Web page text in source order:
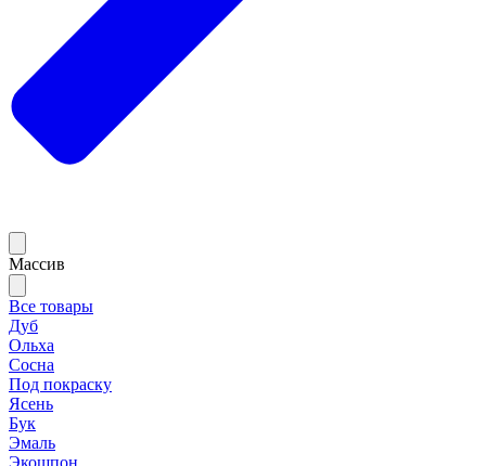
Массив
Все товары
Дуб
Ольха
Сосна
Под покраску
Ясень
Бук
Эмаль
Экошпон